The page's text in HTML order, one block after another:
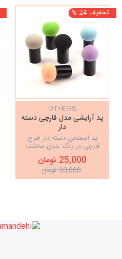
تخفیف 24 %
OTHERS
پد آرایشی مدل قارچی دسته
دار
پد اسفنجی دسته دار طرح
قارچی در رنگ بندی مختلف
25,000 تومان
33,000 تومان